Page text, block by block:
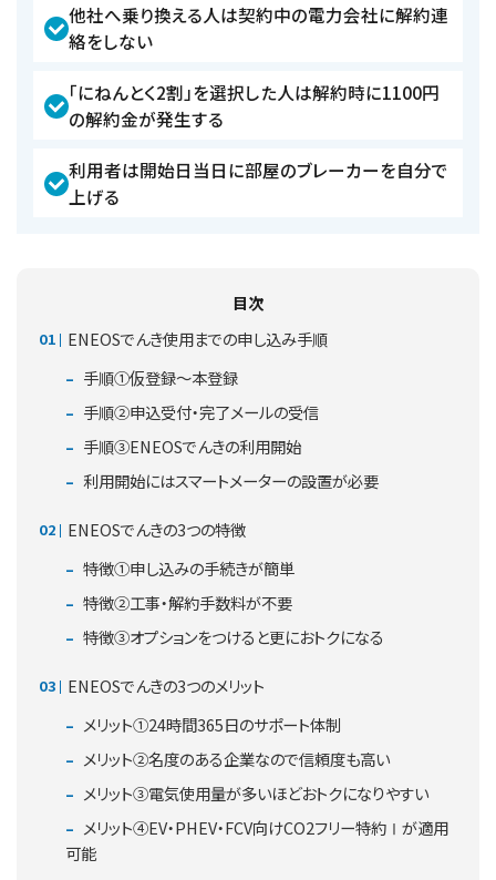
他社へ乗り換える人は契約中の電力会社に解約連
絡をしない
「にねんとく2割」を選択した人は解約時に1100円
の解約金が発生する
利用者は開始日当日に部屋のブレーカーを自分で
上げる
目次
ENEOSでんき使用までの申し込み手順
手順①仮登録～本登録
手順②申込受付・完了メールの受信
手順③ENEOSでんきの利用開始
利用開始にはスマートメーターの設置が必要
ENEOSでんきの3つの特徴
特徴①申し込みの手続きが簡単
特徴②工事・解約手数料が不要
特徴③オプションをつけると更におトクになる
ENEOSでんきの3つのメリット
メリット①24時間365日のサポート体制
メリット②名度のある企業なので信頼度も高い
メリット③電気使用量が多いほどおトクになりやすい
メリット④EV・PHEV・FCV向けCO2フリー特約Ⅰが適用
可能